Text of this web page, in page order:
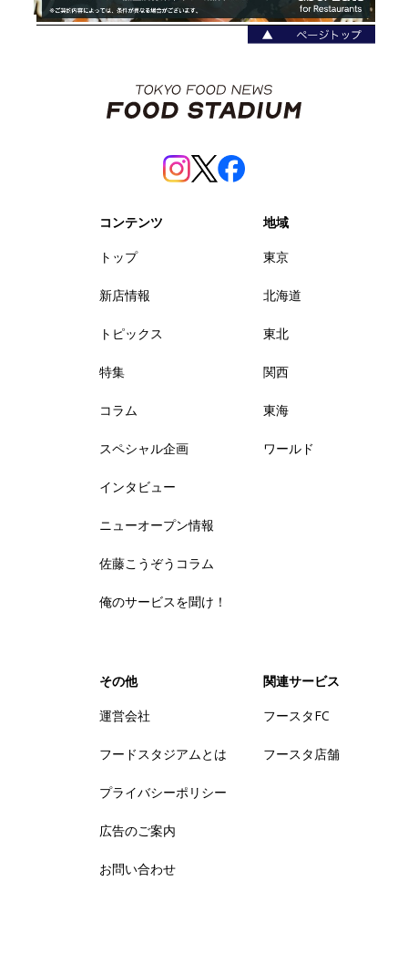
コンテンツ
トップ
新店情報
トピックス
特集
コラム
スペシャル企画
インタビュー
ニューオープン情報
佐藤こうぞうコラム
俺のサービスを聞け！
地域
東京
北海道
東北
関西
東海
ワールド
その他
運営会社
フードスタジアムとは
プライバシーポリシー
広告のご案内
お問い合わせ
関連サービス
フースタFC
フースタ店舗